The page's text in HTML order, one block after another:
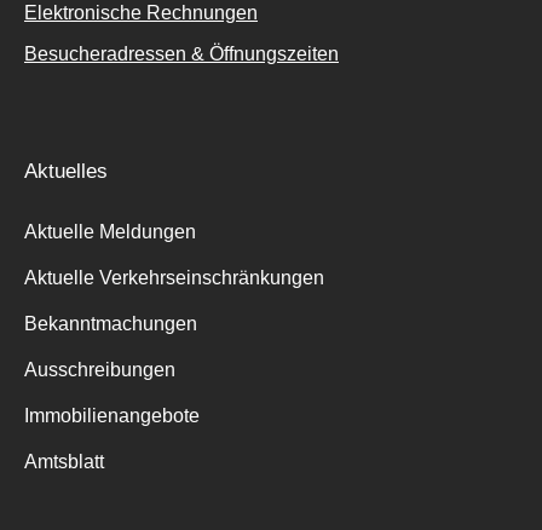
Elektronische Rechnungen
Besucheradressen & Öffnungszeiten
Aktuelles
Aktuelle Meldungen
Aktuelle Verkehrseinschränkungen
Bekanntmachungen
Ausschreibungen
Immobilienangebote
Amtsblatt